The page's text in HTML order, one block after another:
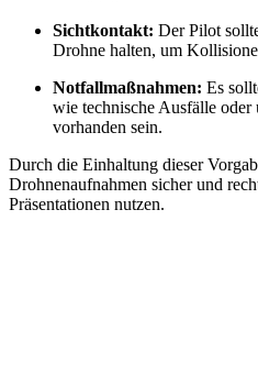
Sichtkontakt: Der Pilot
Drohne halten, um
Notfallmaßnahmen: Es
wie technische Ausfälle oder
vorhanden sein.
Durch die Einhaltung dieser
Drohnenaufnahmen sicher und
Präsentationen nutzen.